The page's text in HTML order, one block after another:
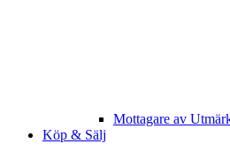
Mottagare av
Köp & Sälj